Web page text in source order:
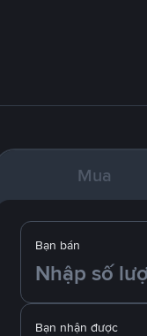
Mua
Bạn nhận được
Bạn bán